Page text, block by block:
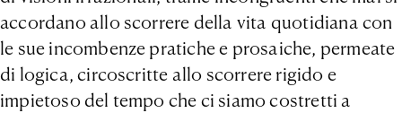
accordano allo scorrere della vita quotidiana con
le sue incombenze pratiche e prosaiche, permeate
di logica, circoscritte allo scorrere rigido e
impietoso del tempo che ci siamo costretti a